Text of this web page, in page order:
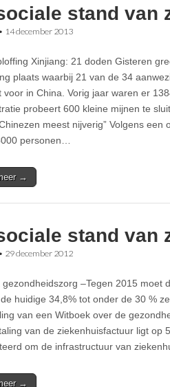
stand van
• 14 december 2013
Xinjiang: 21 doden Gisteren
plaats waarbij 21 van de 34
voor in China. Vorig jaar waren er
probeert 600 kleine mijnen te
meest nijverig” Volgens
personen…
→
stand van
• 29 december 2012
gezondheidszorg –Tegen 2015 moet
huidige 34,8% tot onder de 30 %
van een Witboek over de
van de ziekenhuisfactuur ligt op
om de infrastructuur van
→